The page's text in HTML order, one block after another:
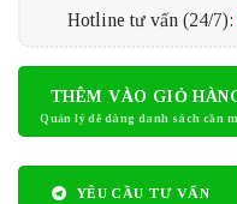
Hotline tư vấn (24/7):
THÊM VÀO GIỎ
YÊU CẦU TƯ VẤN